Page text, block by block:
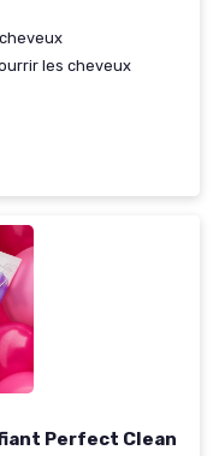
les cheveux
Perfect Clean